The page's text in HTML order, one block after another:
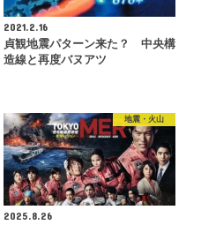
2021.2.16
貞観地震パターン来た？ 中央構
造線と再度バヌアツ
地震・火山
2025.8.26